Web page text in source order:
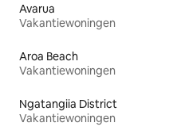
Avarua
Vakantiewoningen
Aroa Beach
Vakantiewoningen
Ngatangiia District
Vakantiewoningen